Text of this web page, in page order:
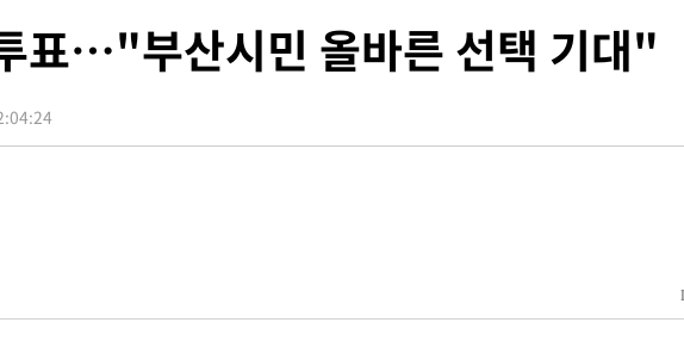
대 의혹 심판 조사"
헤엄친 구렁이 '소동'
톨루카에 1-0 승리(종합)
식…'전례 없는 특급대우'
차량폭탄 폭발 사건
이란이 목표 아냐 " 밝혀
표…"부산시민 올바른 선택 기대"